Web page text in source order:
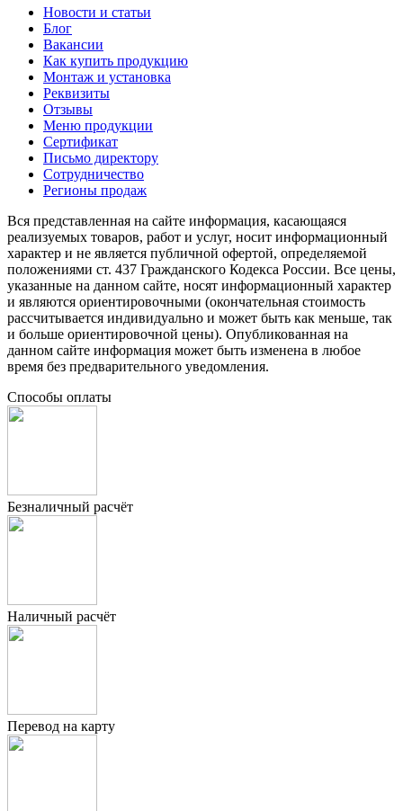
Новости и статьи
Блог
Вакансии
Как купить продукцию
Монтаж и установка
Реквизиты
Отзывы
Меню продукции
Сертификат
Письмо директору
Сотрудничество
Регионы продаж
Вся представленная на сайте информация, касающаяся
реализуемых товаров, работ и услуг, носит информационный
характер и не является публичной офертой, определяемой
положениями ст. 437 Гражданского Кодекса России. Все цены,
указанные на данном сайте, носят информационный характер
и являются ориентировочными (окончательная стоимость
рассчитывается индивидуально и может быть как меньше, так
и больше ориентировочной цены). Опубликованная на
данном сайте информация может быть изменена в любое
время без предварительного уведомления.
Способы оплаты
Безналичный расчёт
Наличный расчёт
Перевод на карту